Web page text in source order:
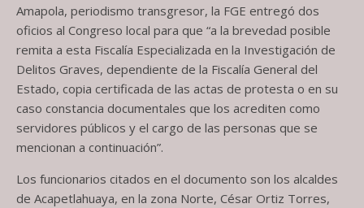
Amapola, periodismo transgresor, la FGE entregó dos
oficios al Congreso local para que “a la brevedad posible
remita a esta Fiscalía Especializada en la Investigación de
Delitos Graves, dependiente de la Fiscalía General del
Estado, copia certificada de las actas de protesta o en su
caso constancia documentales que los acrediten como
servidores públicos y el cargo de las personas que se
mencionan a continuación”.
Los funcionarios citados en el documento son los alcaldes
de Acapetlahuaya, en la zona Norte, César Ortiz Torres,